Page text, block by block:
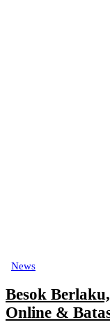
News
Besok
Online &